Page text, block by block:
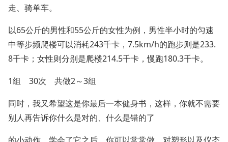
走、骑单车。
以65公斤的男性和55公斤的女性为例，男性半小时的匀速
中等步频爬楼可以消耗243千卡，7.5km/h的跑步则是233.
8千卡；女性则分别是爬楼214.5千卡，慢跑180.3千卡。
1组 30次 共做2～3组
同时，我又希望这是你最后一本健身书，这样，你就不需要
别人再告诉你什么是对的、什么是错的了